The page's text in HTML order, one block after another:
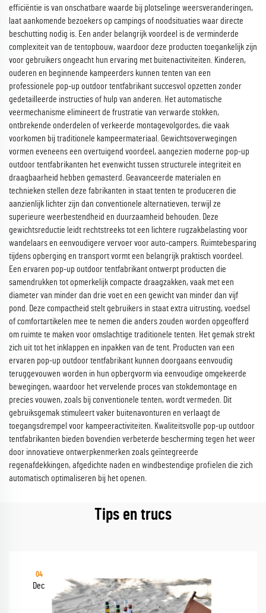
efficiëntie is van onschatbare waarde bij plotselinge weersveranderingen,
laat aankomende bezoekers op campings of noodsituaties waar directe
beschutting nodig is. Een ander belangrijk voordeel is de verminderde
complexiteit van de tentopbouw, waardoor deze producten toegankelijk zijn
voor gebruikers ongeacht hun ervaring met buitenactiviteiten. Kinderen,
ouderen en beginnende kampeerders kunnen tenten van een
professionele pop-up outdoor tentfabrikant succesvol opzetten zonder
gedetailleerde instructies of hulp van anderen. Het automatische
veermechanisme elimineert de frustratie van verwarde stokken,
ontbrekende onderdelen of verkeerde montagevolgordes, die vaak
voorkomen bij traditionele kampeermateriaal. Gewichtsoverwegingen
vormen eveneens een overtuigend voordeel, aangezien moderne pop-up
outdoor tentfabrikanten het evenwicht tussen structurele integriteit en
draagbaarheid hebben gemasterd. Geavanceerde materialen en
technieken stellen deze fabrikanten in staat tenten te produceren die
aanzienlijk lichter zijn dan conventionele alternatieven, terwijl ze
superieure weerbestendheid en duurzaamheid behouden. Deze
gewichtsreductie leidt rechtstreeks tot een lichtere rugzakbelasting voor
wandelaars en eenvoudigere vervoer voor auto-campers. Ruimtebesparing
tijdens opberging en transport vormt een belangrijk praktisch voordeel.
Een ervaren pop-up outdoor tentfabrikant ontwerpt producten die
samendrukken tot opmerkelijk compacte draagzakken, vaak met een
diameter van minder dan drie voet en een gewicht van minder dan vijf
pond. Deze compactheid stelt gebruikers in staat extra uitrusting, voedsel
of comfortartikelen mee te nemen die anders zouden worden opgeofferd
om ruimte te maken voor omslachtige traditionele tenten. Het gemak strekt
zich uit tot het inklappen en inpakken van de tent. Producten van een
ervaren pop-up outdoor tentfabrikant kunnen doorgaans eenvoudig
teruggevouwen worden in hun opbergvorm via eenvoudige omgekeerde
bewegingen, waardoor het vervelende proces van stokdemontage en
precies vouwen, zoals bij conventionele tenten, wordt vermeden. Dit
gebruiksgemak stimuleert vaker buitenavonturen en verlaagt de
toegangsdrempel voor kampeeractiviteiten. Kwaliteitsvolle pop-up outdoor
tentfabrikanten bieden bovendien verbeterde bescherming tegen het weer
door innovatieve ontwerpkenmerken zoals geïntegreerde
regenafdekkingen, afgedichte naden en windbestendige profielen die zich
automatisch optimaliseren bij het openen.
Tips en trucs
04
Dec